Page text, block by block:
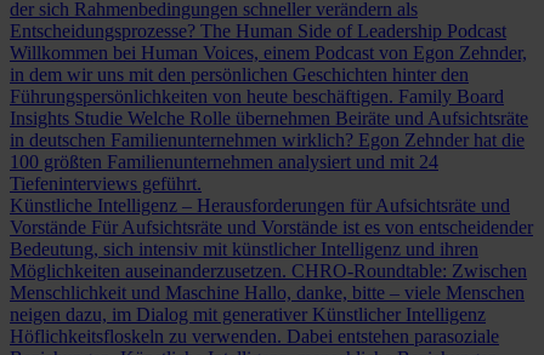
der sich Rahmenbedingungen schneller verändern als
Entscheidungsprozesse? The Human Side of Leadership Podcast
Willkommen bei Human Voices, einem Podcast von Egon Zehnder,
in dem wir uns mit den persönlichen Geschichten hinter den
Führungspersönlichkeiten von heute beschäftigen. Family Board
Insights Studie Welche Rolle übernehmen Beiräte und Aufsichtsräte
in deutschen Familienunternehmen wirklich? Egon Zehnder hat die
100 größten Familienunternehmen analysiert und mit 24
Tiefeninterviews geführt.
Künstliche Intelligenz – Herausforderungen für Aufsichtsräte und
Vorstände Für Aufsichtsräte und Vorstände ist es von entscheidender
Bedeutung, sich intensiv mit künstlicher Intelligenz und ihren
Möglichkeiten auseinanderzusetzen. CHRO-Roundtable: Zwischen
Menschlichkeit und Maschine Hallo, danke, bitte – viele Menschen
neigen dazu, im Dialog mit generativer Künstlicher Intelligenz
Höflichkeitsfloskeln zu verwenden. Dabei entstehen parasoziale